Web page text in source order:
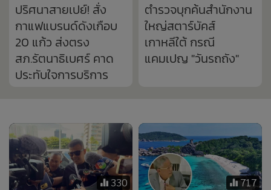
ปริศนาสายเปย์! สั่ง
กาแฟแบรนด์ดังเกือบ
20 แก้ว ส่งตรง
สภ.รัตนาธิเบศร์ คาด
ประทับใจการบริการ
ตำรวจบุกค้นสำนักงาน
ใหญ่สตาร์บัคส์
เกาหลีใต้ กรณี
แคมเปญ "วันรถถัง"
330 717